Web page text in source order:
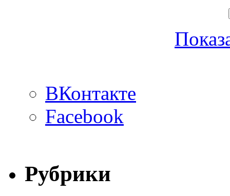
ВКонтакте
Facebook
Рубрики